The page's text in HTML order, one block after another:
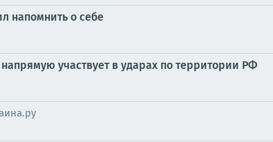
напомнить о себе
участвует в ударах по территории РФ